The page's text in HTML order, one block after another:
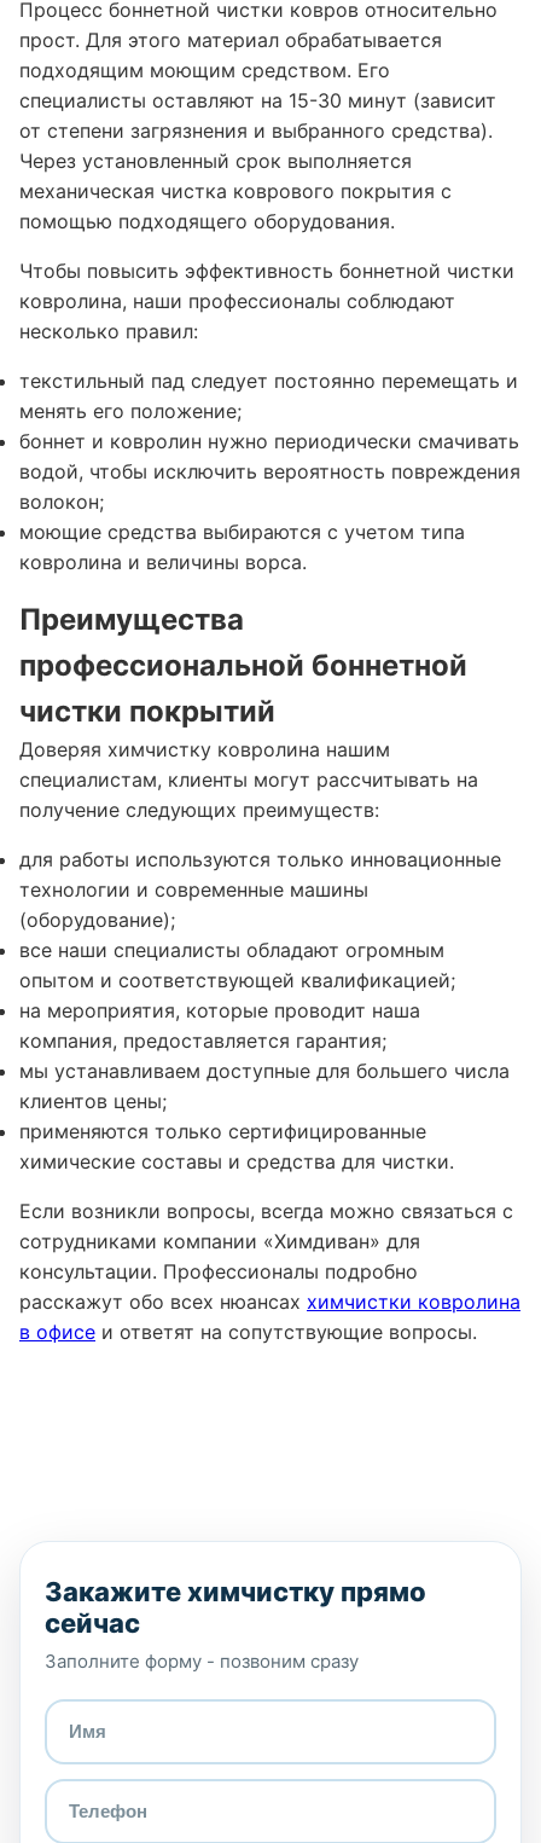
Процесс боннетной чистки ковров относительно
прост. Для этого материал обрабатывается
подходящим моющим средством. Его
специалисты оставляют на 15-30 минут (зависит
от степени загрязнения и выбранного средства).
Через установленный срок выполняется
механическая чистка коврового покрытия с
помощью подходящего оборудования.
Чтобы повысить эффективность боннетной чистки
ковролина, наши профессионалы соблюдают
несколько правил:
текстильный пад следует постоянно перемещать и
менять его положение;
боннет и ковролин нужно периодически смачивать
водой, чтобы исключить вероятность повреждения
волокон;
моющие средства выбираются с учетом типа
ковролина и величины ворса.
Преимущества
профессиональной боннетной
чистки покрытий
Доверяя химчистку ковролина нашим
специалистам, клиенты могут рассчитывать на
получение следующих преимуществ:
для работы используются только инновационные
технологии и современные машины
(оборудование);
все наши специалисты обладают огромным
опытом и соответствующей квалификацией;
на мероприятия, которые проводит наша
компания, предоставляется гарантия;
мы устанавливаем доступные для большего числа
клиентов цены;
применяются только сертифицированные
химические составы и средства для чистки.
Если возникли вопросы, всегда можно связаться с
сотрудниками компании «Химдиван» для
консультации. Профессионалы подробно
расскажут обо всех нюансах химчистки ковролина
в офисе и ответят на сопутствующие вопросы.
Закажите химчистку прямо
сейчас
Заполните форму - позвоним сразу